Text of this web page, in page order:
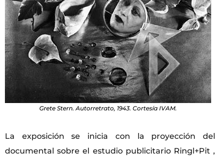
Grete Stern. Autorretrato, 1943. Cortesía IVAM.
La exposición se inicia con la proyección del
documental sobre el estudio publicitario Ringl+Pit ,